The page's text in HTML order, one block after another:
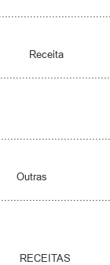
de Educação
2025